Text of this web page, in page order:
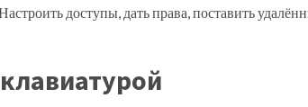
доступы, дать права, поставить